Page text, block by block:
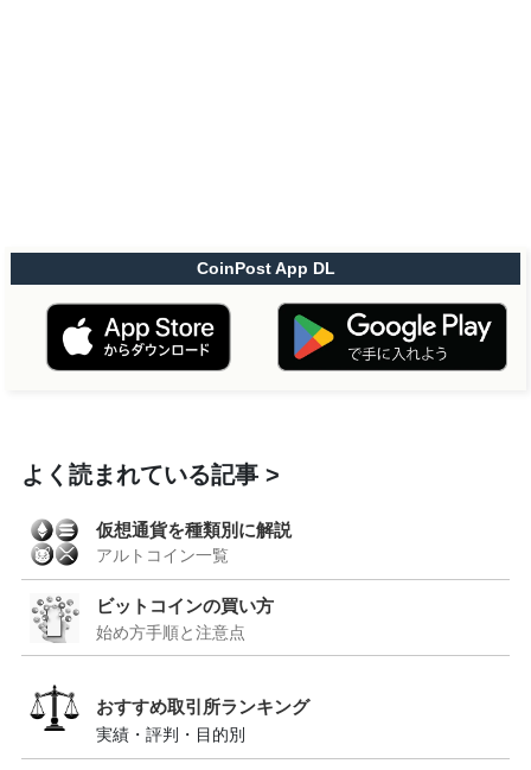
CoinPost App DL
よく読まれている記事
仮想通貨を種類別に解説
アルトコイン一覧
ビットコインの買い方
始め方手順と注意点
おすすめ取引所ランキング
実績・評判・目的別